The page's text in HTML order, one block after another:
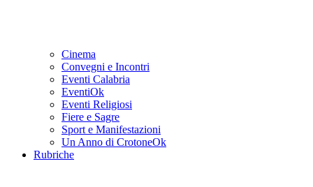
Cinema
Convegni e Incontri
Eventi Calabria
EventiOk
Eventi Religiosi
Fiere e Sagre
Sport e Manifestazioni
Un Anno di CrotoneOk
Rubriche